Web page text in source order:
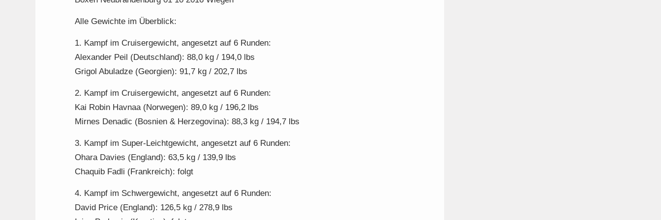
Alle Gewichte im Überblick:
1. Kampf im Cruisergewicht, angesetzt auf 6 Runden:
Alexander Peil (Deutschland): 88,0 kg / 194,0 lbs
Grigol Abuladze (Georgien): 91,7 kg / 202,7 lbs
2. Kampf im Cruisergewicht, angesetzt auf 6 Runden:
Kai Robin Havnaa (Norwegen): 89,0 kg / 196,2 lbs
Mirnes Denadic (Bosnien & Herzegovina): 88,3 kg / 194,7 lbs
3. Kampf im Super-Leichtgewicht, angesetzt auf 6 Runden:
Ohara Davies (England): 63,5 kg / 139,9 lbs
Chaquib Fadli (Frankreich): folgt
4. Kampf im Schwergewicht, angesetzt auf 6 Runden:
David Price (England): 126,5 kg / 278,9 lbs